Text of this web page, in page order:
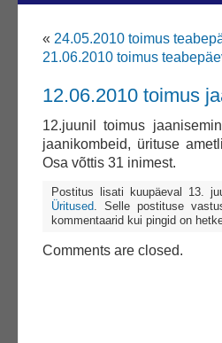
« 24.05.2010 toimus
21.06.2010 toimus
12.06.2010 toimus
12.juunil toimus
jaanikombeid, ürituse
Osa võttis 31 inimest.
Postitus lisati kuupäeval 13.
Üritused. Selle postituse
kommentaarid kui pingid on
Comments are closed.